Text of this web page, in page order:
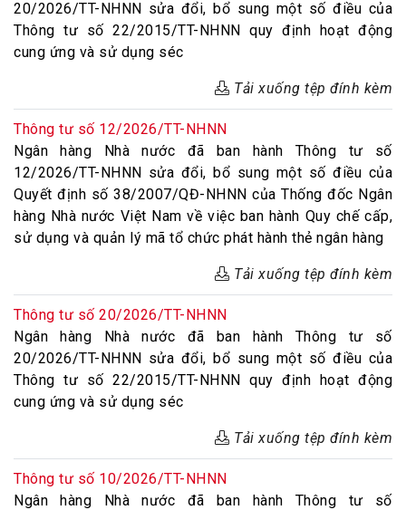
20/2026/TT-NHNN sửa đổi, bổ sung một số điều của
Thông tư số 22/2015/TT-NHNN quy định hoạt động
cung ứng và sử dụng séc
Tải xuống tệp đính kèm
Thông tư số 12/2026/TT-NHNN
Ngân hàng Nhà nước đã ban hành Thông tư số
12/2026/TT-NHNN sửa đổi, bổ sung một số điều của
Quyết định số 38/2007/QĐ-NHNN của Thống đốc Ngân
hàng Nhà nước Việt Nam về việc ban hành Quy chế cấp,
sử dụng và quản lý mã tổ chức phát hành thẻ ngân hàng
Tải xuống tệp đính kèm
Thông tư số 20/2026/TT-NHNN
Ngân hàng Nhà nước đã ban hành Thông tư số
20/2026/TT-NHNN sửa đổi, bổ sung một số điều của
Thông tư số 22/2015/TT-NHNN quy định hoạt động
cung ứng và sử dụng séc
Tải xuống tệp đính kèm
Thông tư số 10/2026/TT-NHNN
Ngân hàng Nhà nước đã ban hành Thông tư số